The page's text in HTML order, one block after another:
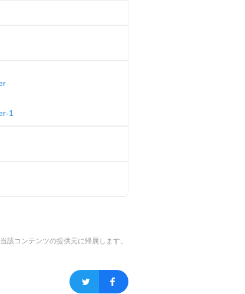
1
該コンテンツの提供元に帰属します。